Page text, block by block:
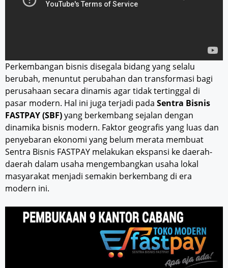
Perkembangan bisnis disegala bidang yang selalu
berubah, menuntut perubahan dan transformasi bagi
perusahaan secara dinamis agar tidak tertinggal di
pasar modern. Hal ini juga terjadi pada Sentra Bisnis
FASTPAY (SBF)yang berkembang sejalan dengan
dinamika bisnis modern. Faktor geografis yang luas dan
penyebaran ekonomi yang belum merata membuat
Sentra Bisnis FASTPAY melakukan ekspansi ke daerah-
daerah dalam usaha mengembangkan usaha lokal
masyarakat menjadi semakin berkembang di era
modern ini.